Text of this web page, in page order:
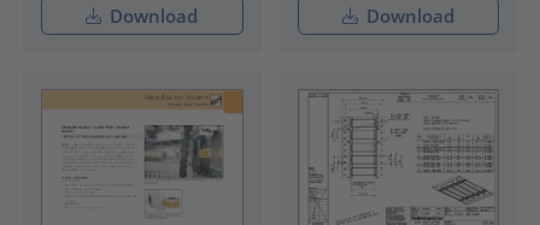
Download Download